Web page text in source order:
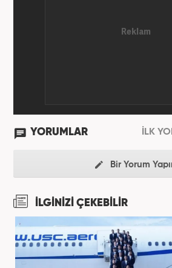
YORUMLAR İLK
Bir Yorum
İLGİNİZİ ÇEKEBİLİR